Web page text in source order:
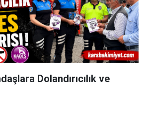
Dolandırıcılık ve